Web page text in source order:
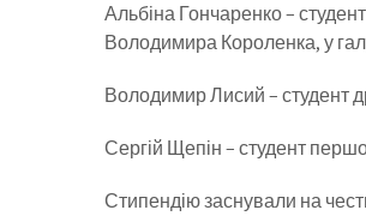
Альбіна Гончаренко –
Володимира Короленка, у
Володимир Лисий – студент
Сергій Щепін – студент
Стипендію заснували на